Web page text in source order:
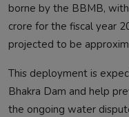
borne by the BBMB,
crore for the fiscal year
projected to be
This deployment is
Bhakra Dam and help
the ongoing water